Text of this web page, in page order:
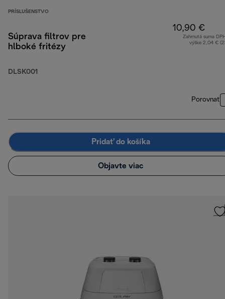
PRÍSLUŠENSTVO
Súprava filtrov pre
hlboké fritézy
DLSK001
10,90 €
Zahrnutá suma
výške 2,04 €
Porovnať
Pridať do košíka
Objavte viac